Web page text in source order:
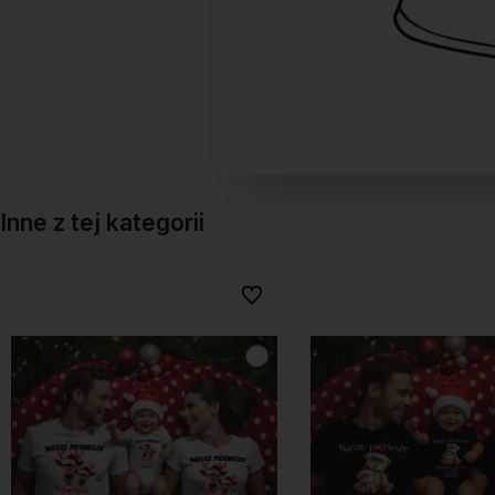
Inne z tej kategorii
Do ulubionych
Do ulubionych